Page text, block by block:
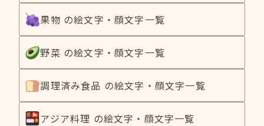
果物 の絵文字・顔文字一覧
野菜 の絵文字・顔文字一覧
調理済み食品 の絵文字・顔文字一覧
アジア料理 の絵文字・顔文字一覧